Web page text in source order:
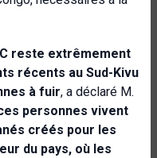
reste extrêmement
récents au Sud-Kivu
à fuir, a déclaré M.
personnes vivent
créés pour les
du pays, où les